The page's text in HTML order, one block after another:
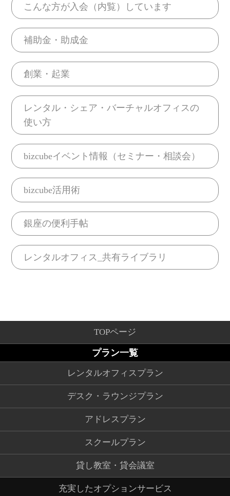
こんな方が入会（内覧）しています
補助金・助成金
創業・起業
レンタル・シェア・バーチャルオフィスの
使い方
bizcubeイベント情報（セミナー・相談会）
bizcube活用術
銀座の便利手帖
レンタルオフィス_共有ライブラリ
TOPページ
プラン一覧
レンタルオフィスプラン
デスク・ラウンジプラン
アドレスプラン
スクールプラン
貸し教室・貸会議室
充実したオプションサービス